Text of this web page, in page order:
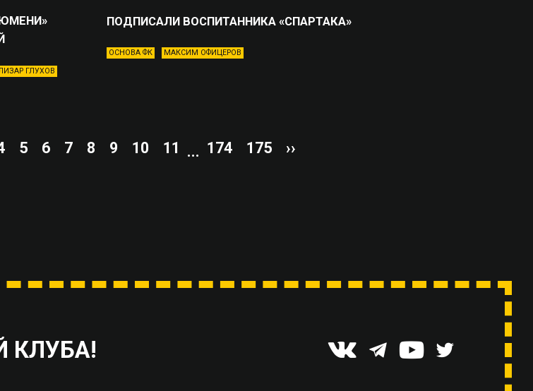
ГЛУХОВ
ПОДПИСАЛИ ВОСПИТАННИКА «СПАРТАКА»
ОСНОВА ФК МАКСИМ ОФИЦЕРОВ
5 6 7 8 9 10 11 ... 174 175 ››
КЛУБА!